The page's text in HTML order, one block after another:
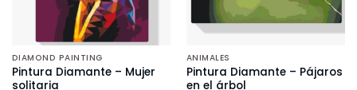
DIAMOND PAINTING
Pintura Diamante – Mujer
solitaria
ANIMALES
Pintura Diamante – Pájaros
en el árbol